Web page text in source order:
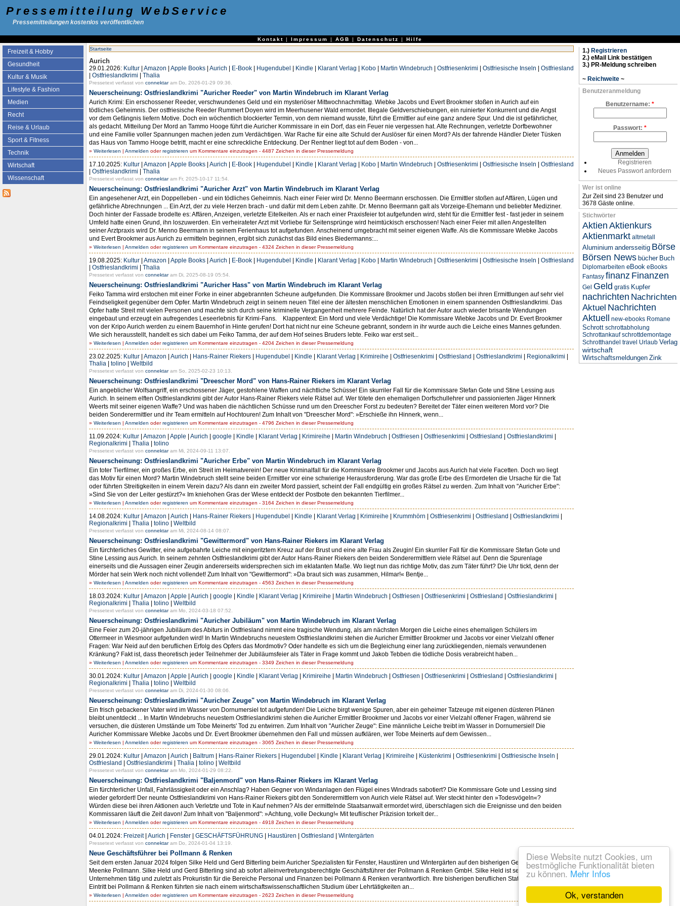
Ok, verstanden
Diese Website nutzt Cookies, um
bestmögliche Funktionalität bieten
zu können. Mehr Infos
Pressemitteilung WebService
Pressemitteilungen kostenlos veröffentlichen
Kontakt | Impressum | AGB | Datenschutz | Hilfe
Freizeit & Hobby
Gesundheit
Kultur & Musik
Lifestyle & Fashion
Medien
Recht
Reise & Urlaub
Sport & Fitness
Technik
Wirtschaft
Wissenschaft
Startseite
Aurich
29.01.2026: Kultur | Amazon | Apple Books | Aurich | E-Book | Hugendubel | Kindle | Klarant Verlag | Kobo | Martin Windebruch | Ostfriesenkrimi | Ostfriesische Inseln | Ostfriesland
| Ostfrieslandkrimi | Thalia
Pressetext verfasst von connektaram Do, 2026-01-29 09:36.
Neuerscheinung: Ostfrieslandkrimi "Auricher Reeder" von Martin Windebruch im Klarant Verlag
Aurich Krimi: Ein erschossener Reeder, verschwundenes Geld und ein mysteriöser Mittwochnachmittag. Wiebke Jacobs und Evert Brookmer stoßen in Aurich auf ein
tödliches Geheimnis. Der ostfriesische Reeder Rummert Doyen wird im Meerhusener Wald ermordet. Illegale Geldverschiebungen, ein ruinierter Konkurrent und die Angst
vor dem Gefängnis liefern Motive. Doch ein wöchentlich blockierter Termin, von dem niemand wusste, führt die Ermittler auf eine ganz andere Spur. Und die ist gefährlicher,
als gedacht. Mitteilung Der Mord an Tammo Hooge führt die Auricher Kommissare in ein Dorf, das ein Feuer nie vergessen hat. Alte Rechnungen, verletzte Dorfbewohner
und eine Familie voller Spannungen machen jeden zum Verdächtigen. War Rache für eine alte Schuld der Auslöser für einen Mord? Als der fahrende Händler Dieter Tüsken
das Haus von Tammo Hooge betritt, macht er eine schreckliche Entdeckung. Der Rentner liegt tot auf dem Boden - von...
» Weiterlesen | Anmelden oderregistrieren um Kommentare einzutragen - 4487 Zeichen in dieser Pressemeldung
17.10.2025: Kultur | Amazon | Apple Books | Aurich | E-Book | Hugendubel | Kindle | Klarant Verlag | Kobo | Martin Windebruch | Ostfriesenkrimi | Ostfriesische Inseln | Ostfriesland
| Ostfrieslandkrimi | Thalia
Pressetext verfasst von connektaram Fr, 2025-10-17 11:54.
Neuerscheinung: Ostfrieslandkrimi "Auricher Arzt" von Martin Windebruch im Klarant Verlag
Ein angesehener Arzt, ein Doppelleben - und ein tödliches Geheimnis. Nach einer Feier wird Dr. Menno Beermann erschossen. Die Ermittler stoßen auf Affären, Lügen und
gefährliche Abrechnungen ... Ein Arzt, der zu viele Herzen brach - und dafür mit dem Leben zahlte. Dr. Menno Beermann galt als Vorzeige-Ehemann und beliebter Mediziner.
Doch hinter der Fassade brodelte es: Affären, Anzeigen, verletzte Eitelkeiten. Als er nach einer Praxisfeier tot aufgefunden wird, steht für die Ermittler fest - fast jeder in seinem
Umfeld hatte einen Grund, ihn loszuwerden. Ein verheirateter Arzt mit Vorliebe für Seitensprünge wird heimtückisch erschossen! Nach einer Feier mit allen Angestellten
seiner Arztpraxis wird Dr. Menno Beermann in seinem Ferienhaus tot aufgefunden. Anscheinend umgebracht mit seiner eigenen Waffe. Als die Kommissare Wiebke Jacobs
und Evert Brookmer aus Aurich zu ermitteln beginnen, ergibt sich zunächst das Bild eines Biedermanns:...
» Weiterlesen | Anmelden oderregistrieren um Kommentare einzutragen - 4324 Zeichen in dieser Pressemeldung
19.08.2025: Kultur | Amazon | Apple Books | Aurich | E-Book | Hugendubel | Kindle | Klarant Verlag | Kobo | Martin Windebruch | Ostfriesenkrimi | Ostfriesische Inseln | Ostfriesland
| Ostfrieslandkrimi | Thalia
Pressetext verfasst von connektaram Di, 2025-08-19 05:54.
Neuerscheinung: Ostfrieslandkrimi "Auricher Hass" von Martin Windebruch im Klarant Verlag
Feiko Tamma wird erstochen mit einer Forke in einer abgebrannten Scheune aufgefunden. Die Kommissare Brookmer und Jacobs stoßen bei ihren Ermittlungen auf sehr viel
Feindseligkeit gegenüber dem Opfer. Martin Windebruch zeigt in seinem neuen Titel eine der ältesten menschlichen Emotionen in einem spannenden Ostfrieslandkrimi. Das
Opfer hatte Streit mit vielen Personen und machte sich durch seine kriminelle Vergangenheit mehrere Feinde. Natürlich hat der Autor auch wieder brisante Wendungen
eingebaut und erzeugt ein aufregendes Leseerlebnis für Krimi-Fans. Klappentext: Ein Mord und viele Verdächtige! Die Kommissare Wiebke Jacobs und Dr. Evert Brookmer
von der Kripo Aurich werden zu einem Bauernhof in Hinte gerufen! Dort hat nicht nur eine Scheune gebrannt, sondern in ihr wurde auch die Leiche eines Mannes gefunden.
Wie sich herausstellt, handelt es sich dabei um Feiko Tamma, der auf dem Hof seines Bruders lebte. Feiko war erst seit...
» Weiterlesen | Anmelden oderregistrieren um Kommentare einzutragen - 4204 Zeichen in dieser Pressemeldung
23.02.2025: Kultur | Amazon | Aurich | Hans-Rainer Riekers | Hugendubel | Kindle | Klarant Verlag | Krimireihe | Ostfriesenkrimi | Ostfriesland | Ostfrieslandkrimi | Regionalkrimi |
Thalia | tolino | Weltbild
Pressetext verfasst von connektaram So, 2025-02-23 10:13.
Neuerscheinung: Ostfrieslandkrimi "Dreescher Mord" von Hans-Rainer Riekers im Klarant Verlag
Ein angeblicher Wolfsangriff, ein erschossener Jäger, gestohlene Waffen und nächtliche Schüsse! Ein skurriler Fall für die Kommissare Stefan Gote und Stine Lessing aus
Aurich. In seinem elften Ostfrieslandkrimi gibt der Autor Hans-Rainer Riekers viele Rätsel auf. Wer tötete den ehemaligen Dorfschullehrer und passionierten Jäger Hinnerk
Weerts mit seiner eigenen Waffe? Und was haben die nächtlichen Schüsse rund um den Dreescher Forst zu bedeuten? Bereitet der Täter einen weiteren Mord vor? Die
beiden Sonderermittler und ihr Team ermitteln auf Hochtouren! Zum Inhalt von "Dreescher Mord": »Erschieße ihn Hinnerk, wenn...
» Weiterlesen | Anmelden oderregistrieren um Kommentare einzutragen - 4796 Zeichen in dieser Pressemeldung
11.09.2024: Kultur | Amazon | Apple | Aurich | google | Kindle | Klarant Verlag | Krimireihe | Martin Windebruch | Ostfriesen | Ostfriesenkrimi | Ostfriesland | Ostfrieslandkrimi |
Regionalkrimi | Thalia | tolino
Pressetext verfasst von connektaram Mi, 2024-09-11 13:07.
Neuerscheinung: Ostfrieslandkrimi "Auricher Erbe" von Martin Windebruch im Klarant Verlag
Ein toter Tierfilmer, ein großes Erbe, ein Streit im Heimatverein! Der neue Kriminalfall für die Kommissare Brookmer und Jacobs aus Aurich hat viele Facetten. Doch wo liegt
das Motiv für einen Mord? Martin Windebruch stellt seine beiden Ermittler vor eine schwierige Herausforderung. War das große Erbe des Ermordeten die Ursache für die Tat
oder führten Streitigkeiten in einem Verein dazu? Als dann ein zweiter Mord passiert, scheint der Fall endgültig ein großes Rätsel zu werden. Zum Inhalt von "Auricher Erbe":
»Sind Sie von der Leiter gestürzt?« Im kniehohen Gras der Wiese entdeckt der Postbote den bekannten Tierfilmer...
» Weiterlesen | Anmelden oderregistrieren um Kommentare einzutragen - 3164 Zeichen in dieser Pressemeldung
14.08.2024: Kultur | Amazon | Aurich | Hans-Rainer Riekers | Hugendubel | Kindle | Klarant Verlag | Krimireihe | Krummhörn | Ostfriesenkrimi | Ostfriesland | Ostfrieslandkrimi |
Regionalkrimi | Thalia | tolino | Weltbild
Pressetext verfasst von connektaram Mi, 2024-08-14 08:07.
Neuerscheinung: Ostfrieslandkrimi "Gewittermord" von Hans-Rainer Riekers im Klarant Verlag
Ein fürchterliches Gewitter, eine aufgebahrte Leiche mit eingeritztem Kreuz auf der Brust und eine alte Frau als Zeugin! Ein skurriler Fall für die Kommissare Stefan Gote und
Stine Lessing aus Aurich. In seinem zehnten Ostfrieslandkrimi gibt der Autor Hans-Rainer Riekers den beiden Sonderermittlern viele Rätsel auf. Denn die Spurenlage
einerseits und die Aussagen einer Zeugin andererseits widersprechen sich im eklatanten Maße. Wo liegt nun das richtige Motiv, das zum Täter führt? Die Uhr tickt, denn der
Mörder hat sein Werk noch nicht vollendet! Zum Inhalt von "Gewittermord": »Da braut sich was zusammen, Hilmar!« Bentje...
» Weiterlesen | Anmelden oderregistrieren um Kommentare einzutragen - 4563 Zeichen in dieser Pressemeldung
18.03.2024: Kultur | Amazon | Apple | Aurich | google | Kindle | Klarant Verlag | Krimireihe | Martin Windebruch | Ostfriesen | Ostfriesenkrimi | Ostfriesland | Ostfrieslandkrimi |
Regionalkrimi | Thalia | tolino | Weltbild
Pressetext verfasst von connektaram Mo, 2024-03-18 07:52.
Neuerscheinung: Ostfrieslandkrimi "Auricher Jubiläum" von Martin Windebruch im Klarant Verlag
Eine Feier zum 20-jährigen Jubiläum des Abiturs in Ostfriesland nimmt eine tragische Wendung, als am nächsten Morgen die Leiche eines ehemaligen Schülers im
Ottermeer in Wiesmoor aufgefunden wird! In Martin Windebruchs neuestem Ostfrieslandkrimi stehen die Auricher Ermittler Brookmer und Jacobs vor einer Vielzahl offener
Fragen: War Neid auf den beruflichen Erfolg des Opfers das Mordmotiv? Oder handelte es sich um die Begleichung einer lang zurückliegenden, niemals verwundenen
Kränkung? Fakt ist, dass theoretisch jeder Teilnehmer der Jubiläumsfeier als Täter in Frage kommt und Jakob Tebben die tödliche Dosis verabreicht haben...
» Weiterlesen | Anmelden oderregistrieren um Kommentare einzutragen - 3349 Zeichen in dieser Pressemeldung
30.01.2024: Kultur | Amazon | Apple | Aurich | google | Kindle | Klarant Verlag | Krimireihe | Martin Windebruch | Ostfriesen | Ostfriesenkrimi | Ostfriesland | Ostfrieslandkrimi |
Regionalkrimi | Thalia | tolino | Weltbild
Pressetext verfasst von connektaram Di, 2024-01-30 08:06.
Neuerscheinung: Ostfrieslandkrimi "Auricher Zeuge" von Martin Windebruch im Klarant Verlag
Ein frisch gebackener Vater wird im Wasser von Dornumersiel tot aufgefunden! Die Leiche birgt wenige Spuren, aber ein geheimer Tatzeuge mit eigenen düsteren Plänen
bleibt unentdeckt ... In Martin Windebruchs neuestem Ostfrieslandkrimi stehen die Auricher Ermittler Brookmer und Jacobs vor einer Vielzahl offener Fragen, während sie
versuchen, die düsteren Umstände um Tobe Meinerts' Tod zu entwirren. Zum Inhalt von "Auricher Zeuge": Eine männliche Leiche treibt im Wasser in Dornumersiel! Die
Auricher Kommissare Wiebke Jacobs und Dr. Evert Brookmer übernehmen den Fall und müssen aufklären, wer Tobe Meinerts auf dem Gewissen...
» Weiterlesen | Anmelden oderregistrieren um Kommentare einzutragen - 3065 Zeichen in dieser Pressemeldung
29.01.2024: Kultur | Amazon | Aurich | Baltrum | Hans-Rainer Riekers | Hugendubel | Kindle | Klarant Verlag | Krimireihe | Küstenkrimi | Ostfriesenkrimi | Ostfriesische Inseln |
Ostfriesland | Ostfrieslandkrimi | Thalia | tolino | Weltbild
Pressetext verfasst von connektaram Mo, 2024-01-29 08:22.
Neuerscheinung: Ostfrieslandkrimi "Baljenmord" von Hans-Rainer Riekers im Klarant Verlag
Ein fürchterlicher Unfall, Fahrlässigkeit oder ein Anschlag? Haben Gegner von Windanlagen den Flügel eines Windrads sabotiert? Die Kommissare Gote und Lessing sind
wieder gefordert! Der neunte Ostfrieslandkrimi von Hans-Rainer Riekers gibt den Sonderermittlern von Aurich viele Rätsel auf. Wer steckt hinter den »Todesvögeln«?
Würden diese bei ihren Aktionen auch Verletzte und Tote in Kauf nehmen? Als der ermittelnde Staatsanwalt ermordet wird, überschlagen sich die Ereignisse und den beiden
Kommissaren läuft die Zeit davon! Zum Inhalt von "Baljenmord": »Achtung, volle Deckung!« Mit teuflischer Präzision torkelt der...
» Weiterlesen | Anmelden oderregistrieren um Kommentare einzutragen - 4918 Zeichen in dieser Pressemeldung
04.01.2024: Freizeit| Aurich | Fenster | GESCHÄFTSFÜHRUNG | Haustüren | Ostfriesland | Wintergärten
Pressetext verfasst von connektaram Do, 2024-01-04 13:19.
Neue Geschäftsführer bei Pollmann & Renken
Seit dem ersten Januar 2024 folgen Silke Held und Gerd Bitterling beim Auricher Spezialisten für Fenster, Haustüren und Wintergärten auf den bisherigen Geschäftsführer
Meenke Pollmann. Silke Held und Gerd Bitterling sind ab sofort alleinvertretungsberechtigte Geschäftsführer der Pollmann & Renken GmbH. Silke Held ist seit elf Jahren im
Unternehmen tätig und zuletzt als Prokuristin für die Bereiche Personal und Finanzen bei Pollmann & Renken verantwortlich. Ihre bisherigen beruflichen Stationen vor dem
Eintritt bei Pollmann & Renken führten sie nach einem wirtschaftswissenschaftlichen Studium über Lehrtätigkeiten an...
» Weiterlesen | Anmelden oderregistrieren um Kommentare einzutragen - 2623 Zeichen in dieser Pressemeldung
1.) Registrieren
2.) eMail Link bestätigen
3.) PR-Meldung schreiben
~ Reichweite ~
Benutzeranmeldung
Benutzername: *
Passwort: *
Registrieren
Neues Passwort anfordern
Wer ist online
Zur Zeit sind 23 Benutzer und
3678 Gäste online.
Stichwörter
Aktien Aktienkurs
Aktienmarkt altmetall
Aluminium andersseitig Börse
Börsen News bücher Buch
Diplomarbeiten eBook eBooks
Fantasy finanz Finanzen
Gel Geld gratis Kupfer
nachrichten Nachrichten
Aktuel Nachrichten
Aktuell
new-ebooks Romane
Schrott schrottabholung
Schrottankauf schrottdemontage
Schrotthandel travel Urlaub Verlag
wirtschaft
Wirtschaftsmeldungen Zink